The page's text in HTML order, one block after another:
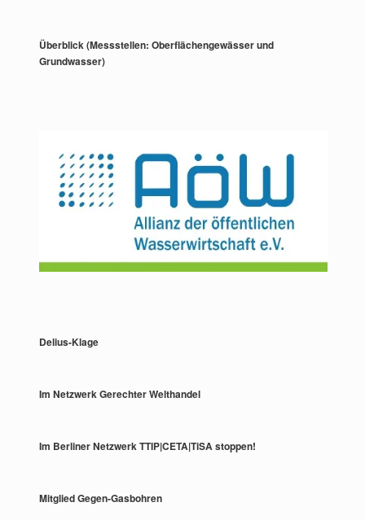
Überblick (Messstellen: Oberflächengewässer und
Grundwasser)
Delius-Klage
Im Netzwerk Gerechter Welthandel
Im Berliner Netzwerk TTIP|CETA|TiSA stoppen!
Mitglied Gegen-Gasbohren